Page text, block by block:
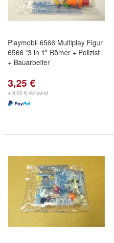
Playmobil 6566 Multiplay Figur
6566 "3 in 1" Römer + Polizist
+ Bauarbeiter
3,25 €
+ 3,00 € Versand